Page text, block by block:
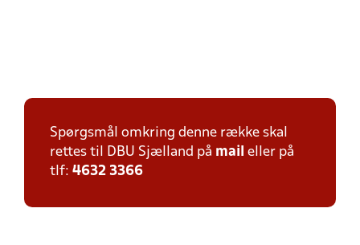
Spørgsmål omkring denne række skal
rettes til DBU Sjælland på mail eller på
tlf: 4632 3366